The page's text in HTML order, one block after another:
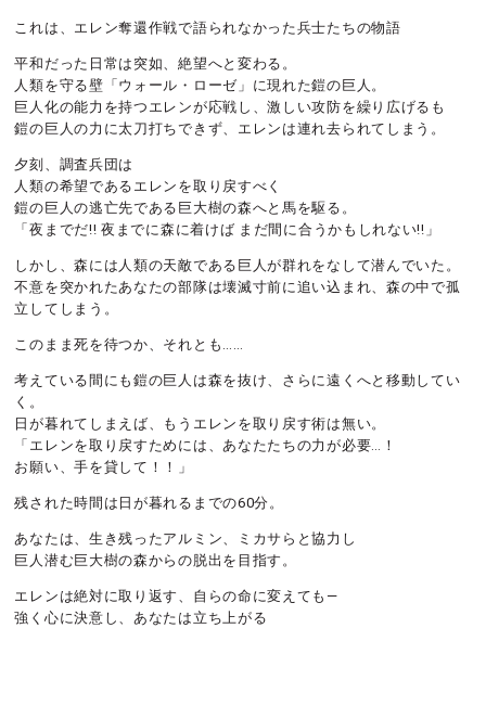
これは、エレン奪還作戦で語られなかった兵士たちの物語
平和だった日常は突如、絶望へと変わる。
人類を守る壁「ウォール・ローゼ」に現れた鎧の巨人。
巨人化の能力を持つエレンが応戦し、激しい攻防を繰り広げるも
鎧の巨人の力に太刀打ちできず、エレンは連れ去られてしまう。
夕刻、調査兵団は
人類の希望であるエレンを取り戻すべく
鎧の巨人の逃亡先である巨大樹の森へと馬を駆る。
「夜までだ!! 夜までに森に着けば まだ間に合うかもしれない!!」
しかし、森には人類の天敵である巨人が群れをなして潜んでいた。
不意を突かれたあなたの部隊は壊滅寸前に追い込まれ、森の中で孤
立してしまう。
このまま死を待つか、それとも……
考えている間にも鎧の巨人は森を抜け、さらに遠くへと移動してい
く。
日が暮れてしまえば、もうエレンを取り戻す術は無い。
「エレンを取り戻すためには、あなたたちの力が必要…！
お願い、手を貸して！！」
残された時間は日が暮れるまでの60分。
あなたは、生き残ったアルミン、ミカサらと協力し
巨人潜む巨大樹の森からの脱出を目指す。
エレンは絶対に取り返す、自らの命に変えても―
強く心に決意し、あなたは立ち上がる